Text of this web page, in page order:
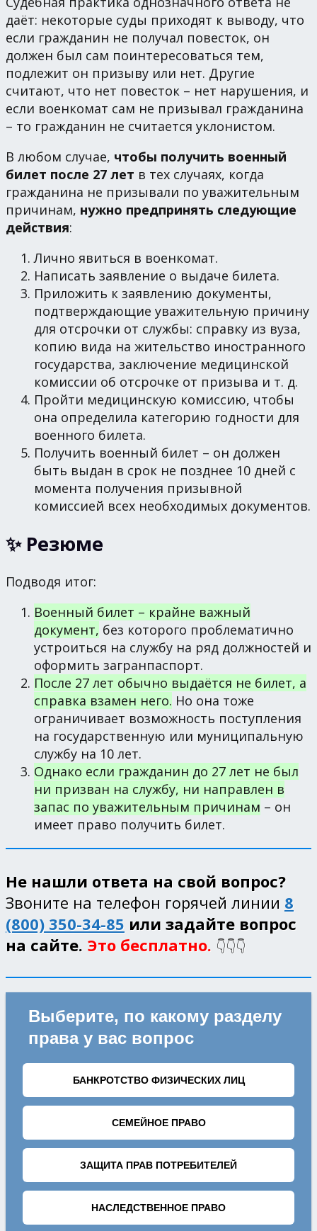
даёт: некоторые суды приходят к выводу, что
если гражданин не получал повесток, он
должен был сам поинтересоваться тем,
подлежит он призыву или нет. Другие
считают, что нет повесток – нет нарушения, и
если военкомат сам не призывал гражданина
– то гражданин не считается уклонистом.
В любом случае, чтобы получить военный
билет после 27 лет в тех случаях, когда
гражданина не призывали по уважительным
причинам, нужно предпринять следующие
действия:
Лично явиться в военкомат.
Написать заявление о выдаче билета.
Приложить к заявлению документы,
подтверждающие уважительную причину
для отсрочки от службы: справку из вуза,
копию вида на жительство иностранного
государства, заключение медицинской
комиссии об отсрочке от призыва и т. д.
Пройти медицинскую комиссию, чтобы
она определила категорию годности для
военного билета.
Получить военный билет – он должен
быть выдан в срок не позднее 10 дней с
момента получения призывной
комиссией всех необходимых документов.
✨ Резюме
Подводя итог:
Военный билет – крайне важный
документ, без которого проблематично
устроиться на службу на ряд должностей и
оформить загранпаспорт.
После 27 лет обычно выдаётся не билет, а
справка взамен него. Но она тоже
ограничивает возможность поступления
на государственную или муниципальную
службу на 10 лет.
Однако если гражданин до 27 лет не был
ни призван на службу, ни направлен в
запас по уважительным причинам – он
имеет право получить билет.
Не нашли ответа на свой вопрос?
Звоните на телефон горячей линии 8
(800) 350-34-85 или задайте вопрос
на сайте. Это бесплатно. 👇👇👇